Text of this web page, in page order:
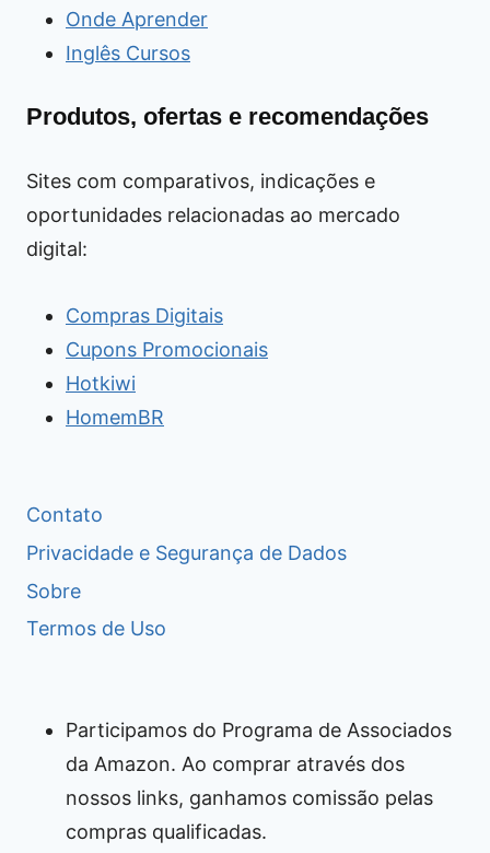
Onde Aprender
Inglês Cursos
Produtos, ofertas e recomendações
Sites com comparativos, indicações e
oportunidades relacionadas ao mercado
digital:
Compras Digitais
Cupons Promocionais
Hotkiwi
HomemBR
Contato
Privacidade e Segurança de Dados
Sobre
Termos de Uso
Participamos do Programa de Associados
da Amazon. Ao comprar através dos
nossos links, ganhamos comissão pelas
compras qualificadas.